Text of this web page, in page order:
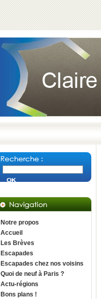
Notre propos
Accueil
Les Brèves
Escapades
Escapades chez nos voisins
Quoi de neuf à Paris ?
Actu-régions
Bons plans !